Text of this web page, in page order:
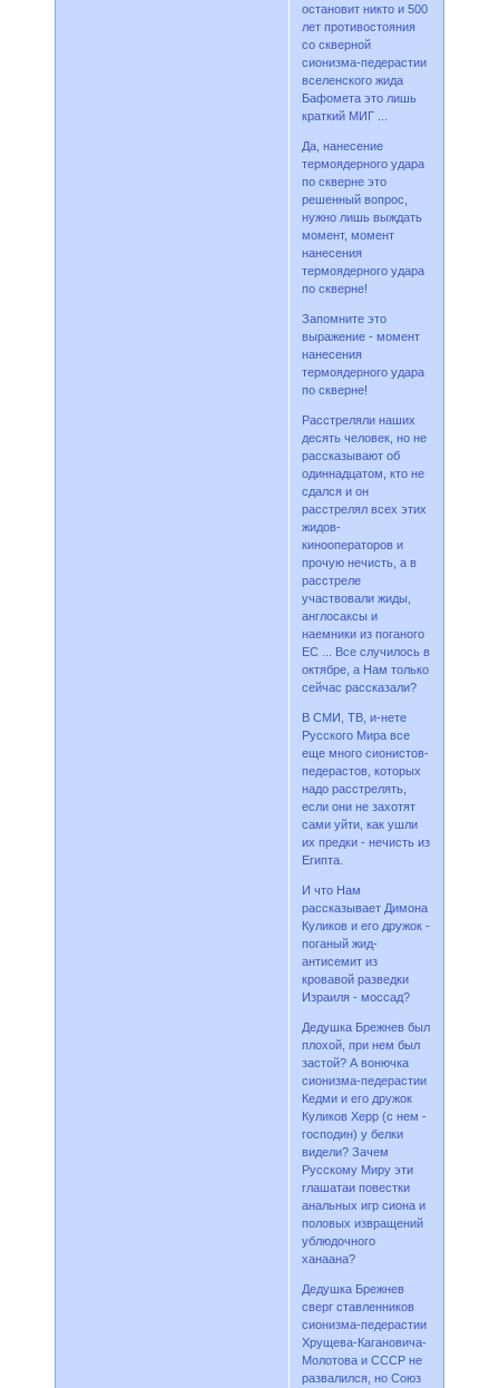
остановит никто и 500
лет противостояния
со скверной
сионизма-педерастии
вселенского жида
Бафомета это лишь
краткий МИГ ...
Да, нанесение
термоядерного удара
по скверне это
решенный вопрос,
нужно лишь выждать
момент, момент
нанесения
термоядерного удара
по скверне!
Запомните это
выражение - момент
нанесения
термоядерного удара
по скверне!
Расстреляли наших
десять человек, но не
рассказывают об
одиннадцатом, кто не
сдался и он
расстрелял всех этих
жидов-
кинооператоров и
прочую нечисть, а в
расстреле
участвовали жиды,
англосаксы и
наемники из поганого
ЕС ... Все случилось в
октябре, а Нам только
сейчас рассказали?
В СМИ, ТВ, и-нете
Русского Мира все
еще много сионистов-
педерастов, которых
надо расстрелять,
если они не захотят
сами уйти, как ушли
их предки - нечисть из
Египта.
И что Нам
рассказывает Димона
Куликов и его дружок -
поганый жид-
антисемит из
кровавой разведки
Израиля - моссад?
Дедушка Брежнев был
плохой, при нем был
застой? А вонючка
сионизма-педерастии
Кедми и его дружок
Куликов Херр (с нем -
господин) у белки
видели? Зачем
Русскому Миру эти
глашатаи повестки
анальных игр сиона и
половых извращений
ублюдочного
ханаана?
Дедушка Брежнев
сверг ставленников
сионизма-педерастии
Хрущева-Кагановича-
Молотова и СССР не
развалился, но Союз